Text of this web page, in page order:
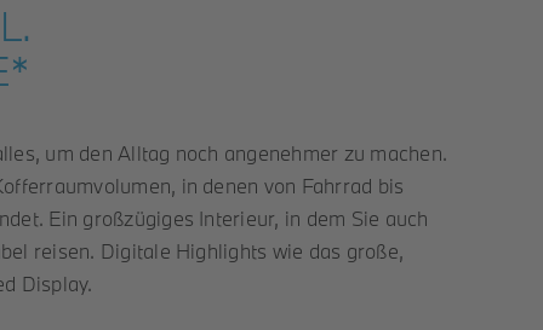
um den Alltag noch angenehmer zu machen.
in denen von Fahrrad bis
Ein großzügiges Interieur, in dem Sie auch
reisen. Digitale Highlights wie das große,
Display.